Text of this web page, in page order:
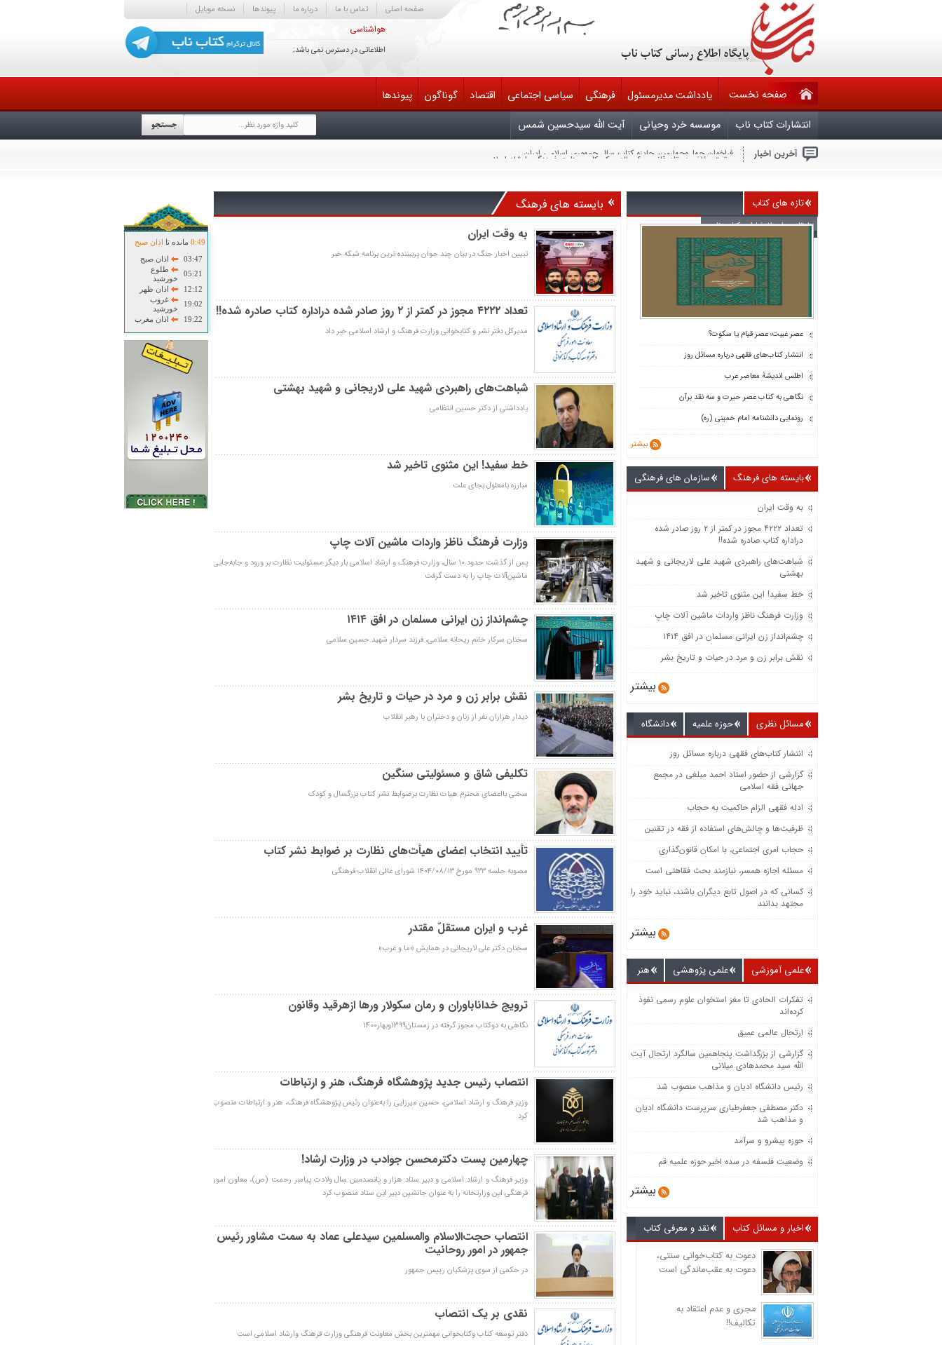
صفحه اصلی تماس با ما درباره ما پیوندها نسخه موبایل
هواشناسی
اطلاعاتی در دسترس نمی باشد;
صفحه نخست یادداشت مدیرمسئول فرهنگی سیاسی اجتماعی اقتصاد گوناگون
پیوندها
انتشارات کتاب ناب
موسسه خرد وحیانی آیت الله سیدحسین شمس
آخرین اخبار حقوق مؤلف در تله قانون ۶۰ ساله و کم کاری وزارت فرهنگ وارشاد اسلامی
جنایتکاران باید بدانند که امر انتقام، متوقّف بر وجود شخص من یا سایر مسئولان نیست
سال روز شهادت چهارمین اختر تابناک آسمان امامت و ولایت تسلیت باد
بیماران سیاسی در قران
آجرک الله یابقیه الله
گزارشی از نشست بعثت خون
فراخوان چهل‌وچهارمین جایزه کتاب سال جمهوری اسلامی ایران
تازه های کتاب
تازه های انتشارات کتاب ناب
عصر غیبت؛ عصر قیام یا سکوت؟
انتشار کتاب‌های فقهی درباره مسائل روز
اطلس اندیشۀ معاصر عرب
نگاهی به کتاب عصر حیرت و سه نقد برآن
رونمایی دانشنامه امام خمینی (ره)
بیشتر
بایسته های فرهنگ سازمان های فرهنگی
به وقت ایران
تعداد ۴۲۲۲ مجوز در کمتر از ۲ روز صادر شده
دراداره کتاب صادره شده!!
شباهت‌های راهبردی شهید علی لاریجانی و شهید
بهشتی
خط سفید! این مثنوی تاخیر شد
وزارت فرهنگ ناظز واردات ماشین‌ آلات چاپ
چشم‌انداز زن ایرانی مسلمان در افق ۱۴۱۴
نقش برابر زن و مرد در حیات و تاریخ بشر
بیشتر
مسائل نظری حوزه علمیه دانشگاه
انتشار کتاب‌های فقهی درباره مسائل روز
گزارشی از حضور استاد احمد مبلغی در مجمع
جهانی فقه اسلامی
ادله فقهی الزام حاکمیت به حجاب
ظرفیت‌‌ها و چالش‌‌های استفاده از فقه در تقنین
حجاب امری اجتماعی، با امکان قانون‌گذاری
مسئله اجازه همسر، نیازمند بحث فقاهتی است
کسانی که در اصول تابع دیگران باشند، نباید خود را
مجتهد بدانند
بیشتر
علمی آموزشی علمی پژوهشی هنر
تفکرات الحادی تا مغز استخوان علوم رسمی نفوذ
کرده‌اند
ارتحال عالمی عمیق
گزارشی از بزرگداشت پنجاهمین سالگرد ارتحال آیت
الله سید محمدهادی میلانی
رئیس دانشگاه ادیان و مذاهب منصوب شد
دکتر مصطفی جعفرطیاری سرپرست دانشگاه ادیان
و مذاهب شد
حوزه پیشرو و سرآمد
وضعیت فلسفه در سده اخیر حوزه علمیه قم
بیشتر
اخبار و مسائل کتاب نقد و معرفی کتاب
دعوت به کتاب‌خوانی سنتی،
دعوت به عقب‌ماندگی است
مجری و عدم اعتقاد به
تکالیف!!
0:49 مانده تا اذان صبح
03:47
اذان صبح
05:21
طلوع
خورشید
12:12
اذان ظهر
19:02
غروب
خورشید
19:22
اذان مغرب
بایسته های فرهنگ
به وقت ایران
تبیین اخبار جنگ در بیان چند جوان پربیننده ترین برنامه شبکه خبر
تعداد ۴۲۲۲ مجوز در کمتر از ۲ روز صادر شده دراداره کتاب صادره شده!!
مدیرکل دفتر نشر و کتابخوانی وزارت فرهنگ و ارشاد اسلامی خبر داد
شباهت‌های راهبردی شهید علی لاریجانی و شهید بهشتی
یادداشتی از دکتر حسین انتظامی
خط سفید! این مثنوی تاخیر شد
مبارزه بامعلول بجای علت
وزارت فرهنگ ناظز واردات ماشین‌ آلات چاپ
پس از گذشت حدود ۱۰ سال، وزارت فرهنگ و ارشاد اسلامی بار دیگر مسئولیت نظارت بر ورود و جابه‌جایی
ماشین‌آلات چاپ را به دست گرفت
چشم‌انداز زن ایرانی مسلمان در افق ۱۴۱۴
سخنان سرکار خانم ریحانه سلامی، فرزند سردار شهید حسین سلامی
نقش برابر زن و مرد در حیات و تاریخ بشر
دیدار هزاران نفر از زنان و دختران با رهبر انقلاب
تکلیفی شاق و مسئولیتی سنگین
سخنی بااعضای محترم هیات نظارت برضوابط نشر کتاب بزرگسال و کودک
تأیید انتخاب اعضای هیأت­‌های نظارت بر ضوابط نشر کتاب
مصوبه جلسه ۹۲۳ مورخ ۱۴۰۴/۰۸/۱۳ شورای عالی انقلاب فرهنگی
غرب و ایران مستقلّ مقتدر
سخنان دکتر علی لاریجانی در همایش «ما و غرب»
ترویج خداناباوران و رمان سکولار ورها ازهرقید وقانون
نگاهی به دوکتاب مجوز گرفته در زمستان1399وبهار1400
انتصاب رئیس جدید پژوهشگاه فرهنگ، هنر و ارتباطات
وزیر فرهنگ و ارشاد اسلامی، حسین میرزایی را به‌عنوان رئیس پژوهشگاه فرهنگ، هنر و ارتباطات منصوب
کرد
چهارمین پست دکترمحسن جوادب در وزارت ارشاد!
وزیر فرهنگ و ارشاد اسلامی و دبیر ستاد هزار و پانصدمین سال ولادت پیامبر رحمت (ص)، معاون امور
فرهنگی این وزارتخانه را به عنوان جانشین دبیر این ستاد منصوب کرد
انتصاب حجت‌الاسلام والمسلمین سیدعلی عماد به سمت مشاور رئیس
جمهور در امور روحانیت
در حکمی از سوی پزشکیان رییس جمهور
نقدی بر یک انتصاب
دفتر توسعه کتاب وکتابخوانی مهمترین بخش معاونت فرهنگی وزارت فرهنگ وارشاد اسلامی است